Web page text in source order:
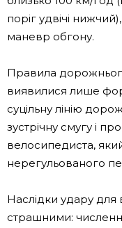
поріг удвічі
маневр обгону.
Правила
виявилися лише
суцільну лінію
зустрічну смугу і
велосипедиста,
нерегульованого
Наслідки удару
страшними: